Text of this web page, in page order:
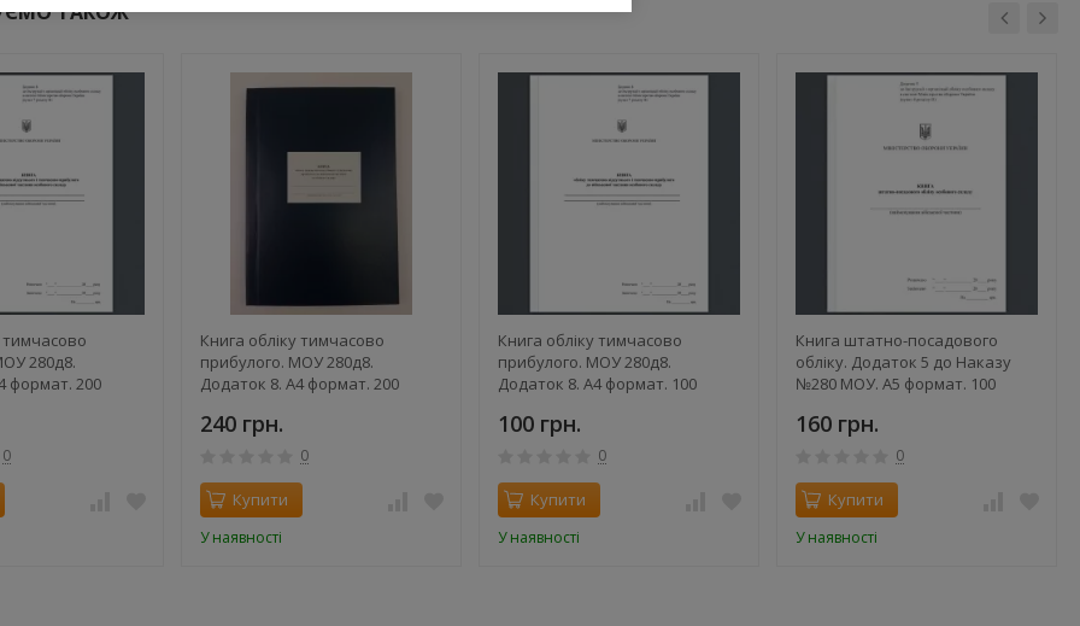
ТАКОЖ
тимчасово
280д8.
формат. 200
0
Книга обліку тимчасово
прибулого. МОУ 280д8.
Додаток 8. А4 формат. 200
240 грн.
0
Купити
У наявності
Книга обліку тимчасово
прибулого. МОУ 280д8.
Додаток 8. А4 формат. 100
100 грн.
0
Купити
У наявності
Книга штатно-посадового
обліку. Додаток 5 до Наказу
№280 МОУ. А5 формат. 100
160 грн.
0
Купити
У наявності